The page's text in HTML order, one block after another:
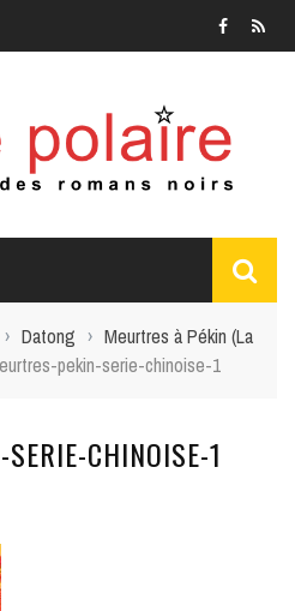
› Datong › Meurtres à Pékin (La
pekin-serie-chinoise-1
CHINOISE-1